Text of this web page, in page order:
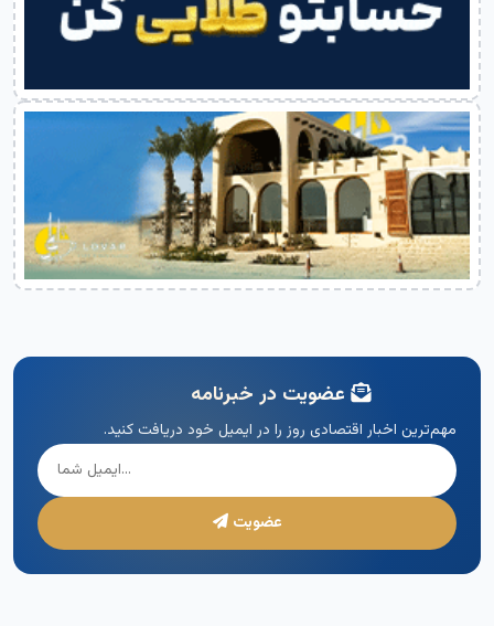
عضویت در خبرنامه
مهم‌ترین اخبار اقتصادی روز را در ایمیل خود دریافت کنید.
عضویت